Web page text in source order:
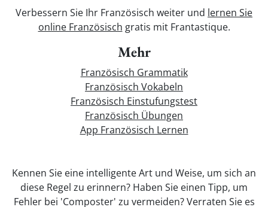
Verbessern Sie Ihr Französisch weiter und lernen Sie
online Französisch gratis mit Frantastique.
Mehr
Französisch Grammatik
Französisch Vokabeln
Französisch Einstufungstest
Französisch Übungen
App Französisch Lernen
Kennen Sie eine intelligente Art und Weise, um sich an
diese Regel zu erinnern? Haben Sie einen Tipp, um
Fehler bei 'Composter' zu vermeiden? Verraten Sie es